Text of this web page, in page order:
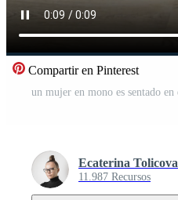
Compartir en Pinterest
Ecaterina Tolicova
11.987 Recursos